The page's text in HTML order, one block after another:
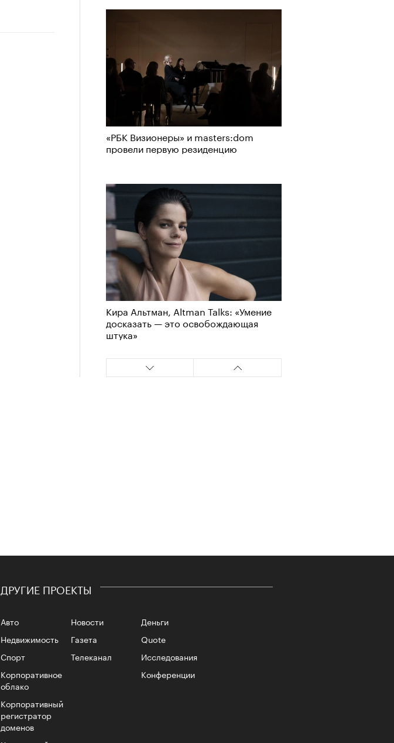
«РБК Визионеры» и masters:dom
провели первую резиденцию
Кира Альтман, Altman Talks: «Умение
досказать — это освобождающая
штука»
4 коллаборации, которые нельзя
пропустить
ДРУГИЕ ПРОЕКТЫ
Авто
Недвижимость
Спорт
Корпоративное
облако
Корпоративный
регистратор
доменов
Новости
Газета
Телеканал
Деньги
Quote
Исследования
Конференции